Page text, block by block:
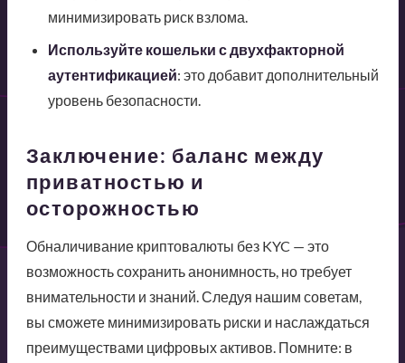
минимизировать риск взлома.
Используйте кошельки с двухфакторной
аутентификацией: это добавит дополнительный
уровень безопасности.
Заключение: баланс между
приватностью и
осторожностью
Обналичивание криптовалюты без KYC — это
возможность сохранить анонимность, но требует
внимательности и знаний. Следуя нашим советам,
вы сможете минимизировать риски и наслаждаться
преимуществами цифровых активов. Помните: в